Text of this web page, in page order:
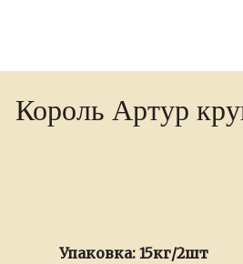
Король Артур
Упаковка: 15кг/2шт